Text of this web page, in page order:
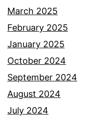
March 2025
February 2025
January 2025
October 2024
September 2024
August 2024
July 2024